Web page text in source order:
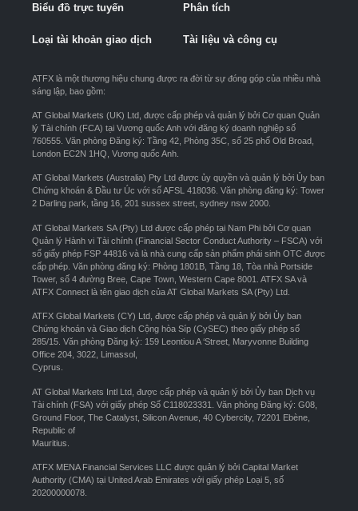
Biểu đồ trực tuyến Phân tích
Loại tài khoản giao dịch Tài liệu và công cụ
ATFX là một thương hiệu chung được ra đời từ sự đóng góp của nhiều nhà
sáng lập, bao gồm:
AT Global Markets (UK) Ltd, được cấp phép và quản lý bởi Cơ quan Quản
lý Tài chính (FCA) tại Vương quốc Anh với đăng ký doanh nghiệp số
760555. Văn phòng Đăng ký: Tầng 42, Phòng 35C, số 25 phố Old Broad,
London EC2N 1HQ, Vương quốc Anh.
AT Global Markets (Australia) Pty Ltd được ủy quyền và quản lý bởi Ủy ban
Chứng khoán & Đầu tư Úc với số AFSL 418036. Văn phòng đăng ký: Tower
2 Darling park, tầng 16, 201 sussex street, sydney nsw 2000.
AT Global Markets SA (Pty) Ltd được cấp phép tại Nam Phi bởi Cơ quan
Quản lý Hành vi Tài chính (Financial Sector Conduct Authority – FSCA) với
số giấy phép FSP 44816 và là nhà cung cấp sản phẩm phái sinh OTC được
cấp phép. Văn phòng đăng ký: Phòng 1801B, Tầng 18, Tòa nhà Portside
Tower, số 4 đường Bree, Cape Town, Western Cape 8001. ATFX SA và
ATFX Connect là tên giao dịch của AT Global Markets SA (Pty) Ltd.
ATFX Global Markets (CY) Ltd, được cấp phép và quản lý bởi Ủy ban
Chứng khoán và Giao dịch Cộng hòa Síp (CySEC) theo giấy phép số
285/15. Văn phòng Đăng ký: 159 Leontiou A ‘Street, Maryvonne Building
Office 204, 3022, Limassol,
Cyprus.
AT Global Markets Intl Ltd, được cấp phép và quản lý bởi Ủy ban Dịch vụ
Tài chính (FSA) với giấy phép Số C118023331. Văn phòng Đăng ký: G08,
Ground Floor, The Catalyst, Silicon Avenue, 40 Cybercity, 72201 Ebène,
Republic of
Mauritius.
ATFX MENA Financial Services LLC được quản lý bởi Capital Market
Authority (CMA) tại United Arab Emirates với giấy phép Loại 5, số
20200000078.